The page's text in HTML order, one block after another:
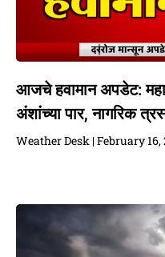
आजचे हवामान अपडेट:
अंशांच्या पार, नागरिक
Weather Desk February 16,